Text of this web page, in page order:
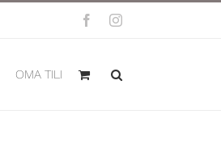
FacebookInstagram
OMA TILI